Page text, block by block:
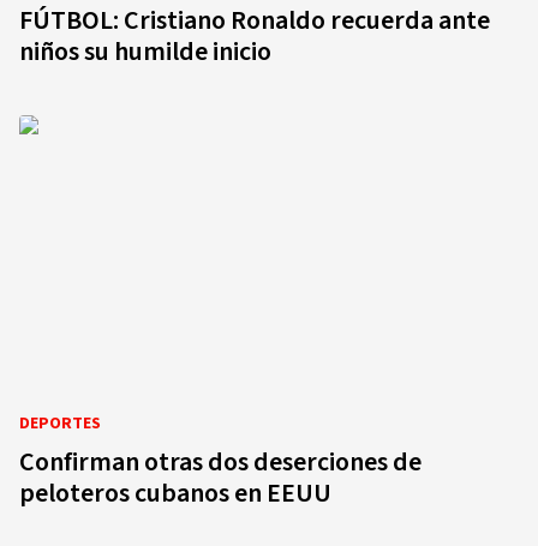
FÚTBOL: Cristiano Ronaldo recuerda ante
niños su humilde inicio
DEPORTES
Confirman otras dos deserciones de
peloteros cubanos en EEUU